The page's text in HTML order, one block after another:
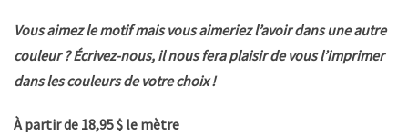
Vous aimez le motif mais vous aimeriez l’avoir dans une autre
couleur ? Écrivez-nous, il nous fera plaisir de vous l’imprimer
dans les couleurs de votre choix !
À partir de 18,95 $ le mètre